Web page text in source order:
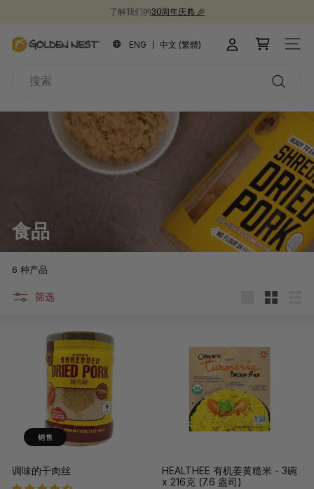
停
了解我们的30周年庆典 🎉
金
ENG 中文 (繁體) 站点
索
食品
6 种产品
筛选
销售
调味的干肉丝
HEALTHEE 有机姜黄糙米 - 3碗
x 216克 (7.6 盎司)